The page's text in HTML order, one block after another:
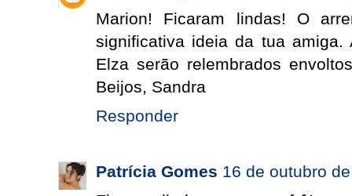
Marion! Ficaram lindas! O
significativa ideia da tua
Elza serão relembrados
Beijos, Sandra
Responder
Patrícia Gomes 16 de outubro